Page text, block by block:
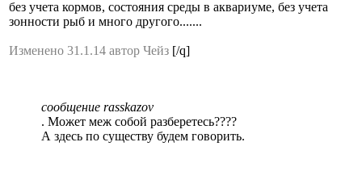
без учета кормов, состояния среды в аквариуме, без учета
зонности рыб и много другого.......
Изменено 31.1.14 автор Чейз [/q]
сообщение rasskazov
. Может меж собой разберетесь????
А здесь по существу будем говорить.